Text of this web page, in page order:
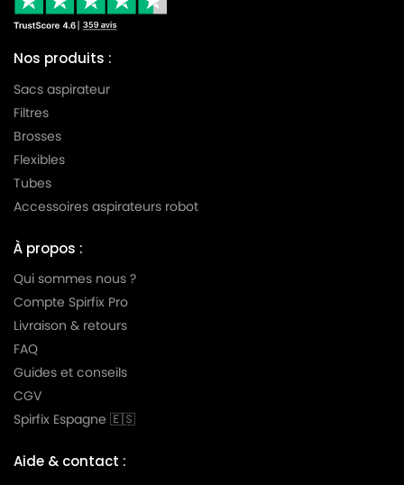
Nos produits :
Sacs aspirateur
Filtres
Brosses
Flexibles
Tubes
Accessoires aspirateurs robot
À propos :
Qui sommes nous ?
Compte Spirfix Pro
Livraison & retours
FAQ
Guides et conseils
CGV
Spirfix Espagne 🇪🇸
Aide & contact :